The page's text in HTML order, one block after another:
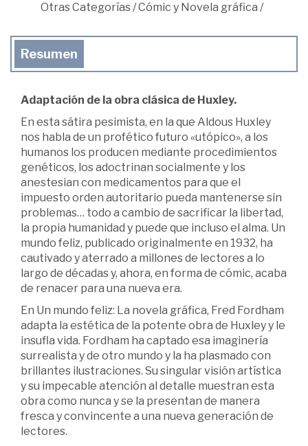
Otras Categorías/Cómic y Novela gráfica /
Resumen
Adaptación de la obra clásica de Huxley.
En esta sátira pesimista, en la que Aldous Huxley
nos habla de un profético futuro «utópico», a los
humanos los producen mediante procedimientos
genéticos, los adoctrinan socialmente y los
anestesian con medicamentos para que el
impuesto orden autoritario pueda mantenerse sin
problemas… todo a cambio de sacrificar la libertad,
la propia humanidad y puede que incluso el alma. Un
mundo feliz, publicado originalmente en 1932, ha
cautivado y aterrado a millones de lectores a lo
largo de décadas y, ahora, en forma de cómic, acaba
de renacer para una nueva era.
En Un mundo feliz: La novela gráfica, Fred Fordham
adapta la estética de la potente obra de Huxley y le
insufla vida. Fordham ha captado esa imaginería
surrealista y de otro mundo y la ha plasmado con
brillantes ilustraciones. Su singular visión artística
y su impecable atención al detalle muestran esta
obra como nunca y se la presentan de manera
fresca y convincente a una nueva generación de
lectores.